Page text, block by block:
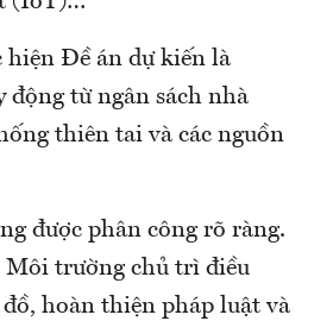
Đề án dự kiến là
động từ ngân sách nhà
thiên tai và các nguồn
được phân công rõ ràng.
Môi trường chủ trì điều
hoàn thiện pháp luật và